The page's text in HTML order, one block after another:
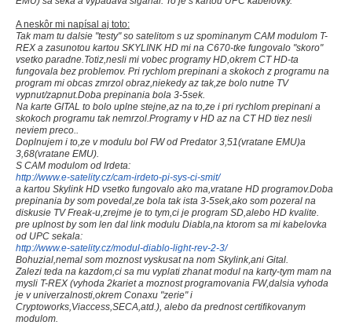
A neskôr mi napísal aj toto:
Tak mam tu dalsie "testy" so satelitom s uz spominanym CAM modulom T-
REX a zasunotou kartou SKYLINK HD mi na C670-tke fungovalo "skoro"
vsetko paradne.Totiz,nesli mi vobec programy HD,okrem CT HD-ta
fungovala bez problemov. Pri rychlom prepinani a skokoch z programu na
program mi obcas zmrzol obraz,niekedy az tak,ze bolo nutne TV
vypnut/zapnut.Doba prepinania bola 3-5sek.
Na karte GITAL to bolo uplne stejne,az na to,ze i pri rychlom prepinani a
skokoch programu tak nemrzol.Programy v HD az na CT HD tiez nesli
neviem preco..
Doplnujem i to,ze v modulu bol FW od Predator 3,51(vratane EMU)a
3,68(vratane EMU).
S CAM modulom od Irdeta:
http://www.e-satelity.cz/cam-irdeto-pi-sys-ci-smit/
a kartou Skylink HD vsetko fungovalo ako ma,vratane HD programov.Doba
prepinania by som povedal,ze bola tak ista 3-5sek,ako som pozeral na
diskusie TV Freak-u,zrejme je to tym,ci je program SD,alebo HD kvalite.
pre uplnost by som len dal link modulu Diabla,na ktorom sa mi kabelovka
od UPC sekala:
http://www.e-satelity.cz/modul-diablo-light-rev-2-3/
Bohuzial,nemal som moznost vyskusat na nom Skylink,ani Gital.
Zalezi teda na kazdom,ci sa mu vyplati zhanat modul na karty-tym mam na
mysli T-REX (vyhoda 2kariet a moznost programovania FW,dalsia vyhoda
je v univerzalnosti,okrem Conaxu "zerie" i
Cryptoworks,Viaccess,SECA,atd.), alebo da prednost certifikovanym
modulom.